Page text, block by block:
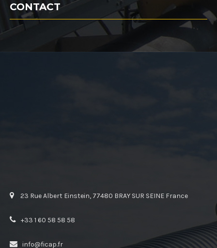
CONTACT
23 Rue Albert Einstein, 77480 BRAY SUR SEINE France
+33 1 60 58 58 58
info@ficap.fr